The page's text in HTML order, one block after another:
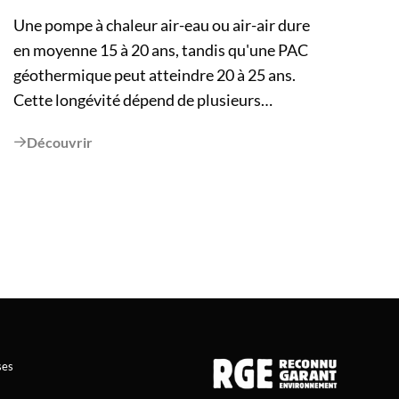
Une pompe à chaleur air-eau ou air-air dure
en moyenne 15 à 20 ans, tandis qu'une PAC
géothermique peut atteindre 20 à 25 ans.
Cette longévité dépend de plusieurs
l'installation, le nombre de cycles du
pannes répétées, hausse inexpliquée de la
plus judicieux qu'une réparation. Des aides
Découvrir